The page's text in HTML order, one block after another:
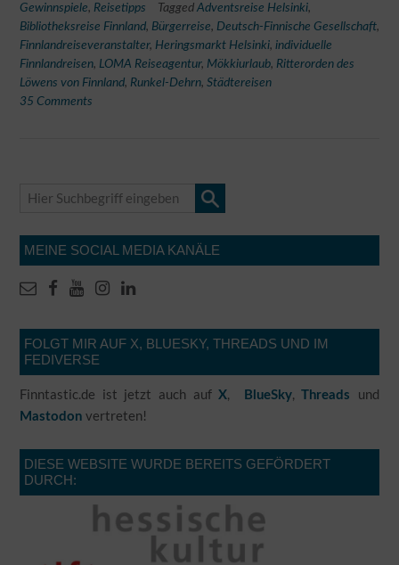
Gewinnspiele, Reisetipps Tagged Adventsreise Helsinki,
Bibliotheksreise Finnland, Bürgerreise, Deutsch-Finnische Gesellschaft,
Finnlandreiseveranstalter, Heringsmarkt Helsinki, individuelle
Finnlandreisen, LOMA Reiseagentur, Mökkiurlaub, Ritterorden des
Löwens von Finnland, Runkel-Dehrn, Städtereisen
35 Comments
MEINE SOCIAL MEDIA KANÄLE
FOLGT MIR AUF X, BLUESKY, THREADS UND IM
FEDIVERSE
Finntastic.de ist jetzt auch aufX, BlueSky,Threads und
Mastodon vertreten!
DIESE WEBSITE WURDE BEREITS GEFÖRDERT
DURCH: